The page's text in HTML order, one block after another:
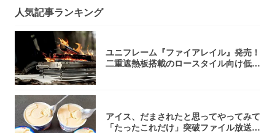
人気記事ランキング
ユニフレーム『ファイアレイル』発売！
二重遮熱板搭載のロースタイル向け低型
アイス、だまされたと思ってやってみて
「たったこれだけ」突破ファイル放送で